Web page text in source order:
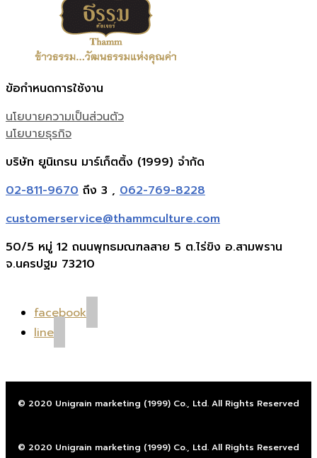
ข้อกำหนดการใช้งาน
นโยบายความเป็นส่วนตัว
นโยบายธุรกิจ
บริษัท ยูนิเกรน มาร์เก็ตติ้ง (1999) จำกัด
02-811-9670 ถึง 3 , 062-769-8228
customerservice@thammculture.com
50/5 หมู่ 12 ถนนพุทธมณฑลสาย 5 ต.ไร่ขิง อ.สามพราน
จ.นครปฐม 73210
facebook
line
© 2020 Unigrain marketing (1999) Co., Ltd. All Rights Reserved
© 2020 Unigrain marketing (1999) Co., Ltd. All Rights Reserved